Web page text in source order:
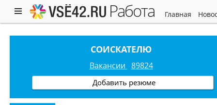
работа главная
СОИСКАТЕЛЮ
Вакансии 89824
Добавить резюме